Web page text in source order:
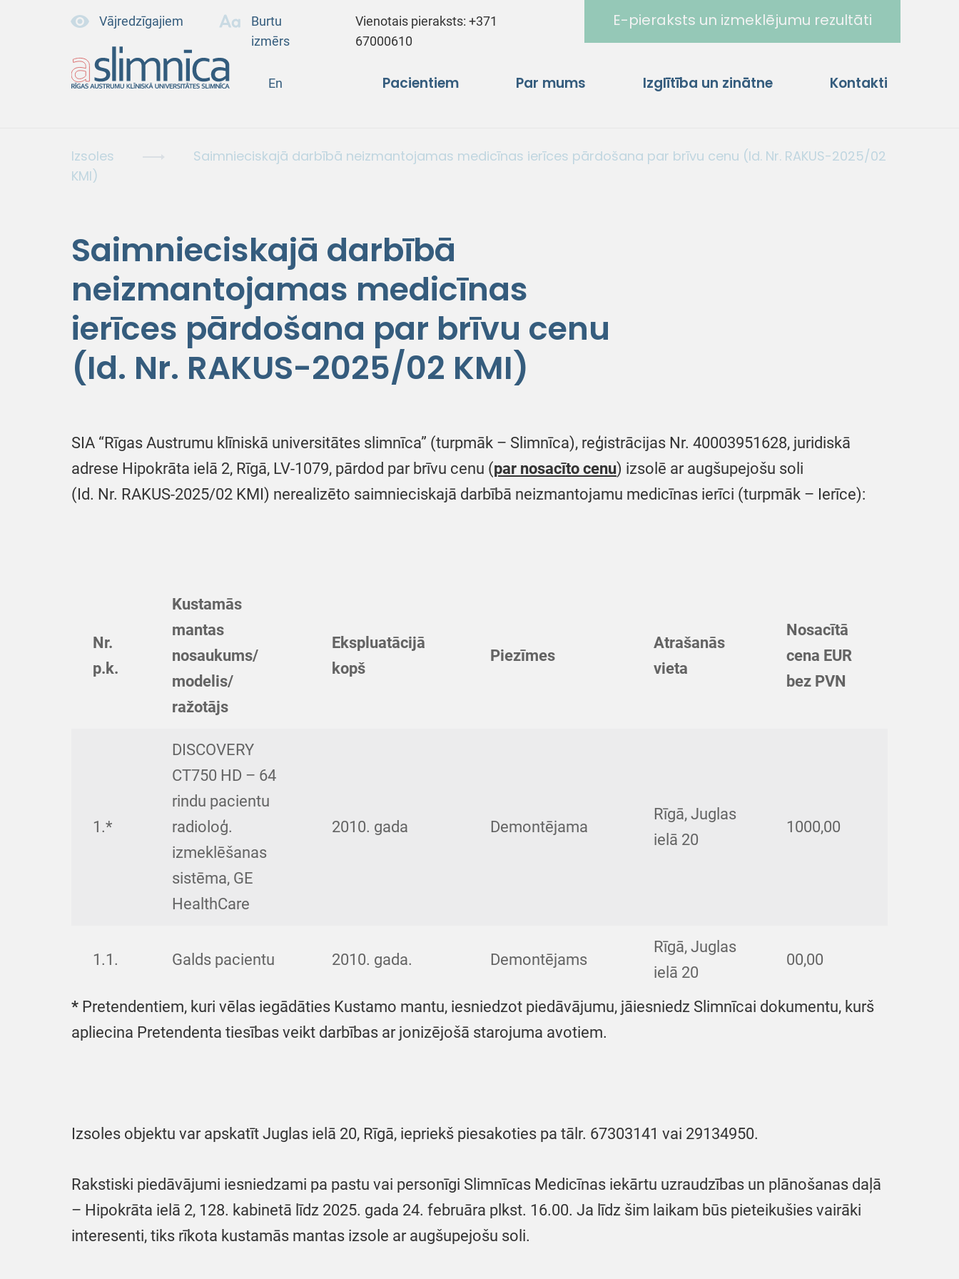
Vājredzīgajiem
Burtu
izmērs
Vienotais pieraksts:+371
67000610
E-pieraksts un izmeklējumu rezultāti
En Pacientiem Par mums Izglītība un zinātne Kontakti
Izsoles
Saimnieciskajā darbībā neizmantojamas medicīnas ierīces pārdošana par brīvu cenu (Id. Nr. RAKUS-2025/02
KMI)
Saimnieciskajā darbībā
neizmantojamas medicīnas
ierīces pārdošana par brīvu cenu
(Id. Nr. RAKUS-2025/02 KMI)
SIA “Rīgas Austrumu klīniskā universitātes slimnīca” (turpmāk – Slimnīca), reģistrācijas Nr. 40003951628, juridiskā
adrese Hipokrāta ielā 2, Rīgā, LV-1079, pārdod par brīvu cenu (par nosacīto cenu) izsolē ar augšupejošu soli
(Id. Nr. RAKUS-2025/02 KMI) nerealizēto saimnieciskajā darbībā neizmantojamu medicīnas ierīci (turpmāk – Ierīce):
Nr.
p.k.
Kustamās
mantas
nosaukums/
modelis/
ražotājs
Ekspluatācijā
kopš
Piezīmes
Atrašanās
vieta
Nosacītā
cena EUR
bez PVN
1.*
DISCOVERY
CT750 HD – 64
rindu pacientu
radioloģ.
izmeklēšanas
sistēma, GE
HealthCare
2010. gada Demontējama
Rīgā, Juglas
ielā 20
1000,00
1.1. Galds pacientu 2010. gada. Demontējams
Rīgā, Juglas
ielā 20
00,00
* Pretendentiem, kuri vēlas iegādāties Kustamo mantu, iesniedzot piedāvājumu, jāiesniedz Slimnīcai dokumentu, kurš
apliecina Pretendenta tiesības veikt darbības ar jonizējošā starojuma avotiem.
Izsoles objektu var apskatīt Juglas ielā 20, Rīgā, iepriekš piesakoties pa tālr. 67303141 vai 29134950.
Rakstiski piedāvājumi iesniedzami pa pastu vai personīgi Slimnīcas Medicīnas iekārtu uzraudzības un plānošanas daļā
– Hipokrāta ielā 2, 128. kabinetā līdz 2025. gada 24. februāra plkst. 16.00. Ja līdz šim laikam būs pieteikušies vairāki
interesenti, tiks rīkota kustamās mantas izsole ar augšupejošu soli.